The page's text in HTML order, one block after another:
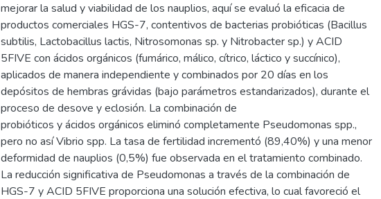
mejorar la salud y viabilidad de los nauplios, aquí se evaluó la eficacia de
productos comerciales HGS-7, contentivos de bacterias probióticas (Bacillus
subtilis, Lactobacillus lactis, Nitrosomonas sp. y Nitrobacter sp.) y ACID
5FIVE con ácidos orgánicos (fumárico, málico, cítrico, láctico y succínico),
aplicados de manera independiente y combinados por 20 días en los
depósitos de hembras grávidas (bajo parámetros estandarizados), durante el
proceso de desove y eclosión. La combinación de
probióticos y ácidos orgánicos eliminó completamente Pseudomonas spp.,
pero no así Vibrio spp. La tasa de fertilidad incrementó (89,40%) y una menor
deformidad de nauplios (0,5%) fue observada en el tratamiento combinado.
La reducción significativa de Pseudomonas a través de la combinación de
HGS-7 y ACID 5FIVE proporciona una solución efectiva, lo cual favoreció el